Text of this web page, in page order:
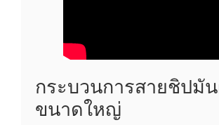
กระบวนการสายชิปมั
ขนาดใหญ่